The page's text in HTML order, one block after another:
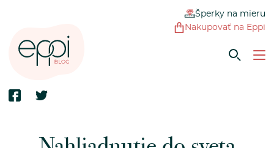
Šperky na mieru
Nakupovať na Eppi